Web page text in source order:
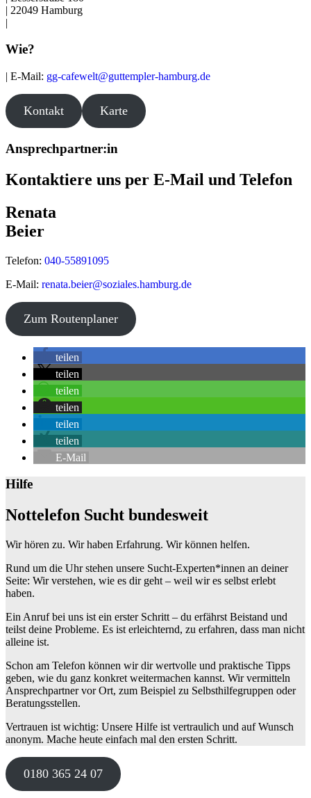
| 22049 Hamburg
|
Wie?
| E-Mail: gg-cafewelt@guttempler-hamburg.de
Kontakt Karte
Ansprechpartner:in
Kontaktiere uns per E-Mail und Telefon
Renata
Beier
Telefon: 040-55891095
E-Mail: renata.beier@soziales.hamburg.de
Zum Routenplaner
©
teilen
teilen
teilen
teilen
teilen
teilen
E-Mail
Hilfe
Nottelefon Sucht bundesweit
Wir hören zu. Wir haben Erfahrung. Wir können helfen.
Rund um die Uhr stehen unsere Sucht-Experten*innen an deiner
Seite: Wir verstehen, wie es dir geht – weil wir es selbst erlebt
haben.
Ein Anruf bei uns ist ein erster Schritt – du erfährst Beistand und
teilst deine Probleme. Es ist erleichternd, zu erfahren, dass man nicht
alleine ist.
Schon am Telefon können wir dir wertvolle und praktische Tipps
geben, wie du ganz konkret weitermachen kannst. Wir vermitteln
Ansprechpartner vor Ort, zum Beispiel zu Selbsthilfegruppen oder
Beratungsstellen.
Vertrauen ist wichtig: Unsere Hilfe ist vertraulich und auf Wunsch
anonym. Mache heute einfach mal den ersten Schritt.
0180 365 24 07